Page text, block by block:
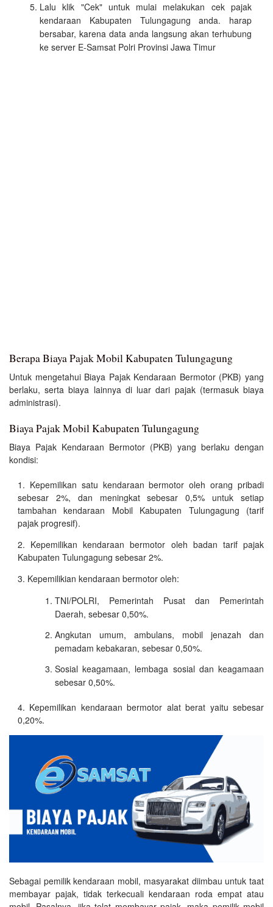
Lalu klik "Cek" untuk mulai melakukan cek pajak
kendaraan Kabupaten Tulungagung anda. harap
bersabar, karena data anda langsung akan terhubung
ke server E-Samsat Polri Provinsi Jawa Timur
Berapa Biaya Pajak Mobil Kabupaten Tulungagung
Untuk mengetahui Biaya Pajak Kendaraan Bermotor (PKB) yang
berlaku, serta biaya lainnya di luar dari pajak (termasuk biaya
administrasi).
Biaya Pajak Mobil Kabupaten Tulungagung
Biaya Pajak Kendaraan Bermotor (PKB) yang berlaku dengan
kondisi:
Kepemilikan satu kendaraan bermotor oleh orang pribadi
sebesar 2%, dan meningkat sebesar 0,5% untuk setiap
tambahan kendaraan Mobil Kabupaten Tulungagung (tarif
pajak progresif).
Kepemilikan kendaraan bermotor oleh badan tarif pajak
Kabupaten Tulungagung sebesar 2%.
Kepemilikian kendaraan bermotor oleh:
TNI/POLRI, Pemerintah Pusat dan Pemerintah
Daerah, sebesar 0,50%.
Angkutan umum, ambulans, mobil jenazah dan
pemadam kebakaran, sebesar 0,50%.
Sosial keagamaan, lembaga sosial dan keagamaan
sebesar 0,50%.
Kepemilikan kendaraan bermotor alat berat yaitu sebesar
0,20%.
Sebagai pemilik kendaraan mobil, masyarakat diimbau untuk taat
membayar pajak, tidak terkecuali kendaraan roda empat atau